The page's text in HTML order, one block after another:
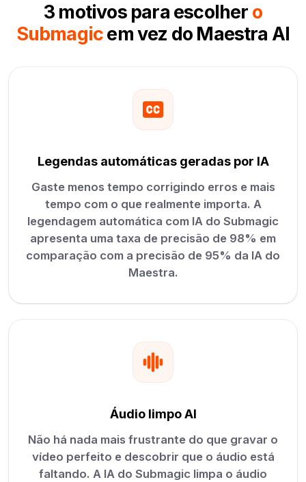
3 motivos para escolher o
Submagicem vez do Maestra AI
Legendas automáticas geradas por IA
Gaste menos tempo corrigindo erros e mais
tempo com o que realmente importa. A
legendagem automática com IA do Submagic
apresenta uma taxa de precisão de 98% em
comparação com a precisão de 95% da IA do
Maestra.
Áudio limpo AI
Não há nada mais frustrante do que gravar o
vídeo perfeito e descobrir que o áudio está
faltando. A IA do Submagic limpa o áudio